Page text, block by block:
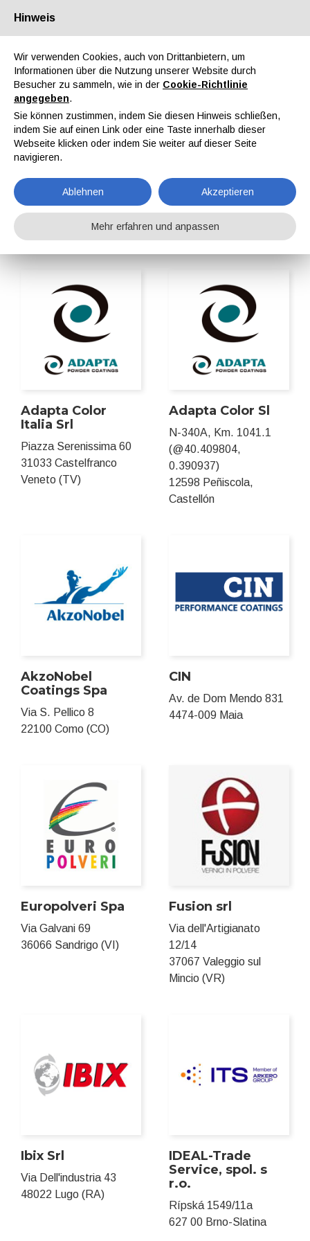
Über uns Partner Kontakt Reservierter Bereich
EN IT DE ES
Pulverlacke
Home ipcmPedia Suche nach Kategorie Pulverlacke
Adapta Color
Italia Srl
Piazza Serenissima 60
31033 Castelfranco
Veneto (TV)
Adapta Color Sl
N-340A, Km. 1041.1
(@40.409804,
0.390937)
12598 Peñiscola,
Castellón
AkzoNobel
Coatings Spa
Via S. Pellico 8
22100 Como (CO)
CIN
Av. de Dom Mendo 831
4474-009 Maia
Europolveri Spa
Via Galvani 69
36066 Sandrigo (VI)
Fusion srl
Via dell'Artigianato
12/14
37067 Valeggio sul
Mincio (VR)
Ibix Srl
Via Dell'industria 43
48022 Lugo (RA)
IDEAL-Trade
Service, spol. s
r.o.
Rípská 1549/11a
627 00 Brno-Slatina
Hinweis
Wir verwenden Cookies, auch von Drittanbietern, um
Informationen über die Nutzung unserer Website durch
Besucher zu sammeln, wie in der Cookie-Richtlinie
angegeben.
Sie können zustimmen, indem Sie diesen Hinweis schließen,
indem Sie auf einen Link oder eine Taste innerhalb dieser
Webseite klicken oder indem Sie weiter auf dieser Seite
navigieren.
Ablehnen Akzeptieren
Mehr erfahren und anpassen